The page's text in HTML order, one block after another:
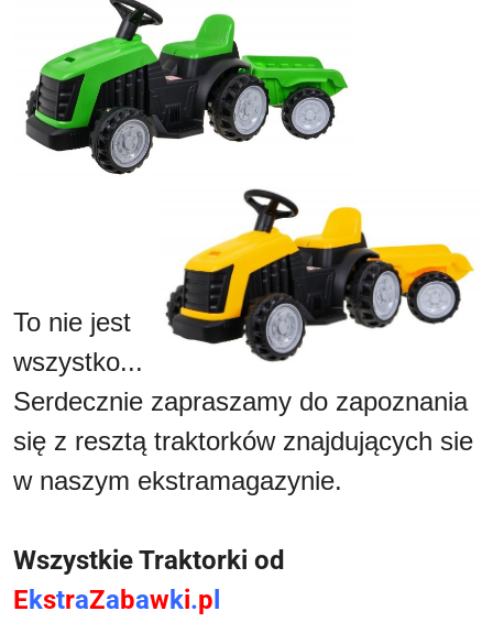
To nie jest
wszystko...
Serdecznie zapraszamy do zapoznania
się z resztą traktorków znajdujących sie
w naszym ekstramagazynie.
Wszystkie Traktorki od
EkstraZabawki.p